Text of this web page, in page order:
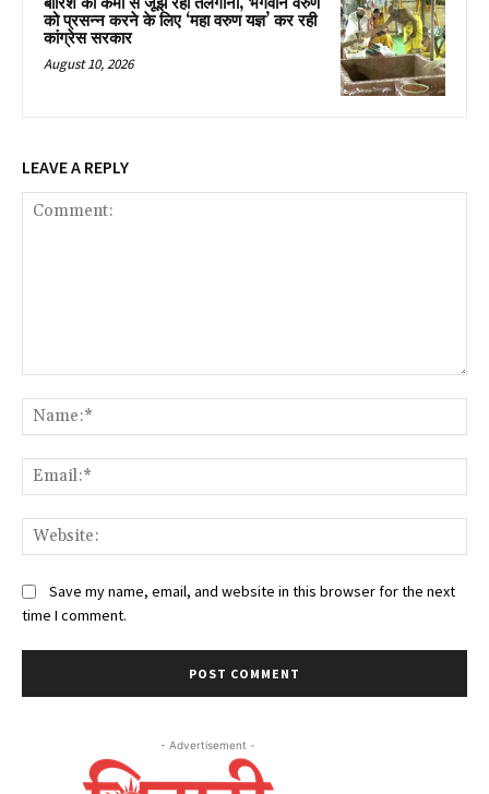
को प्रसन्न करने के लिए ‘महा वरुण यज्ञ’ कर रही
कांग्रेस सरकार
August 10, 2026
LEAVE A REPLY
Save my name, email, and website in this browser for the next
time I comment.
- Advertisement -